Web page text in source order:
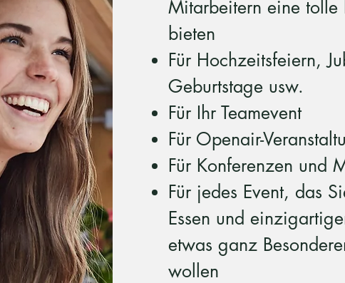
Mitarbeitern eine tolle
bieten
Für Hochzeitsfeiern,
Geburtstage usw.
Für Ihr Teamevent
Für Openair-
Für Konferenzen und
Für jedes Event, das
Essen und
etwas ganz
wollen